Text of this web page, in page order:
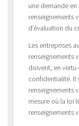
une demande
renseignements
d’évaluation du
Les entreprises
renseignements
doivent, en vertu
confidentialité. Il
renseignements
mesure où la loi
renseignements